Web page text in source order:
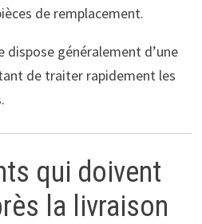
de remplacement.
dispose généralement d’une
de traiter rapidement les
qui doivent
la livraison